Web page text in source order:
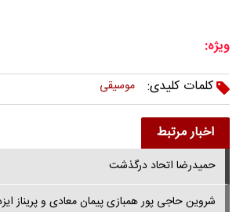
ویژه:
کلمات کلیدی:
موسیقی
اخبار مرتبط
حمیدرضا اتحاد درگذشت
شروین حاجی پور همبازی پیمان معادی و پریناز